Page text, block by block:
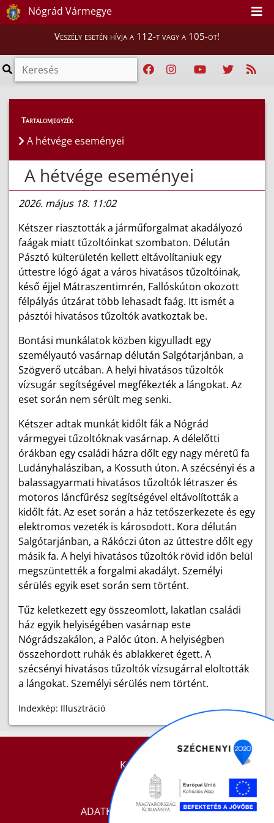
Nógrád Vármegye
Veszély esetén hívja a 112-t vagy a 105-öt!
Híreink > Hírek
Tartalomjegyzék
A hétvége eseményei
A hétvége eseményei
2026. május 18. 11:02
Kétszer riasztották a járműforgalmat akadályozó
faágak miatt tűzoltóinkat szombaton. Délután
Pásztó külterületén kellett eltávolítaniuk egy
úttestre lógó ágat a város hivatásos tűzoltóinak,
késő éjjel Mátraszentimrén, Fallóskúton okozott
félpályás útzárat több lehasadt faág. Itt ismét a
pásztói hivatásos tűzoltók avatkoztak be.
Bontási munkálatok közben kigyulladt egy
személyautó vasárnap délután Salgótarjánban, a
Szögverő utcában. A helyi hivatásos tűzoltók
vízsugár segítségével megfékezték a lángokat. Az
eset során nem sérült meg senki.
Kétszer adtak munkát kidőlt fák a Nógrád
vármegyei tűzoltóknak vasárnap. A délelőtti
órákban egy családi házra dőlt egy nagy méretű fa
Ludányhalásziban, a Kossuth úton. A szécsényi és a
balassagyarmati hivatásos tűzoltók létraszer és
motoros láncfűrész segítségével eltávolították a
kidőlt fát. Az eset során a ház tetőszerkezete és egy
elektromos vezeték is károsodott. Kora délután
Salgótarjánban, a Rákóczi úton az úttestre dőlt egy
másik fa. A helyi hivatásos tűzoltók rövid időn belül
megszüntették a forgalmi akadályt. Személyi
sérülés egyik eset során sem történt.
Tűz keletkezett egy összeomlott, lakatlan családi
ház egyik helyiségében vasárnap este
Nógrádszakálon, a Palóc úton. A helyiségben
összehordott ruhák és ablakkeret égett. A
szécsényi hivatásos tűzoltók vízsugárral eloltották
a lángokat. Személyi sérülés nem történt.
Indexkép: Illusztráció
KAPCSOLAT
IMPRESSZUM
ADATKEZELÉSI TÁJÉKOZTATÓ